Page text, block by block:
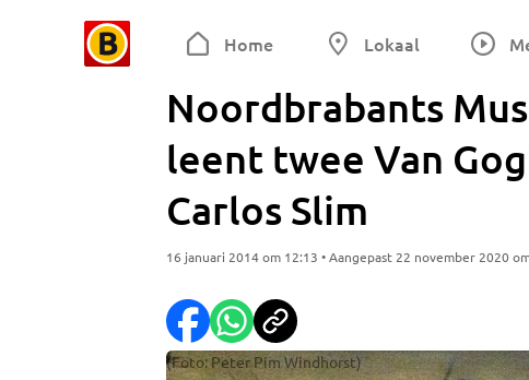
Home Lokaal
Noordbrabants
leent twee Van
Carlos Slim
16 januari 2014 om 12:13 • Aangepast 22 november 2020
(Foto: Peter Pim Windhorst)